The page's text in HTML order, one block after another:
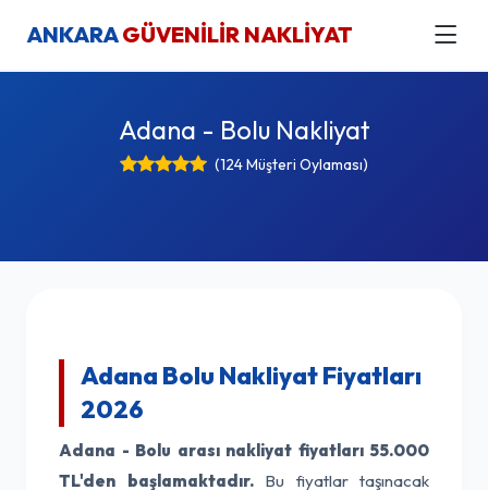
ANKARAGÜVENİLİR NAKLİYAT
Adana - Bolu Nakliyat
(124 Müşteri Oylaması)
Adana Bolu Nakliyat Fiyatları
2026
Adana - Bolu arası nakliyat fiyatları 55.000
TL'den başlamaktadır.Bu fiyatlar taşınacak